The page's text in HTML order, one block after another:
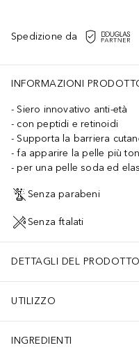
Spedizione da
INFORMAZIONI
Siero innovativo anti-età
con peptidi e retinoidi
Supporta la barriera
fa apparire la pelle più
per una pelle soda ed
Senza parabeni
Senza ftalati
DETTAGLI DEL PRODOTTO
UTILIZZO
INGREDIENTI